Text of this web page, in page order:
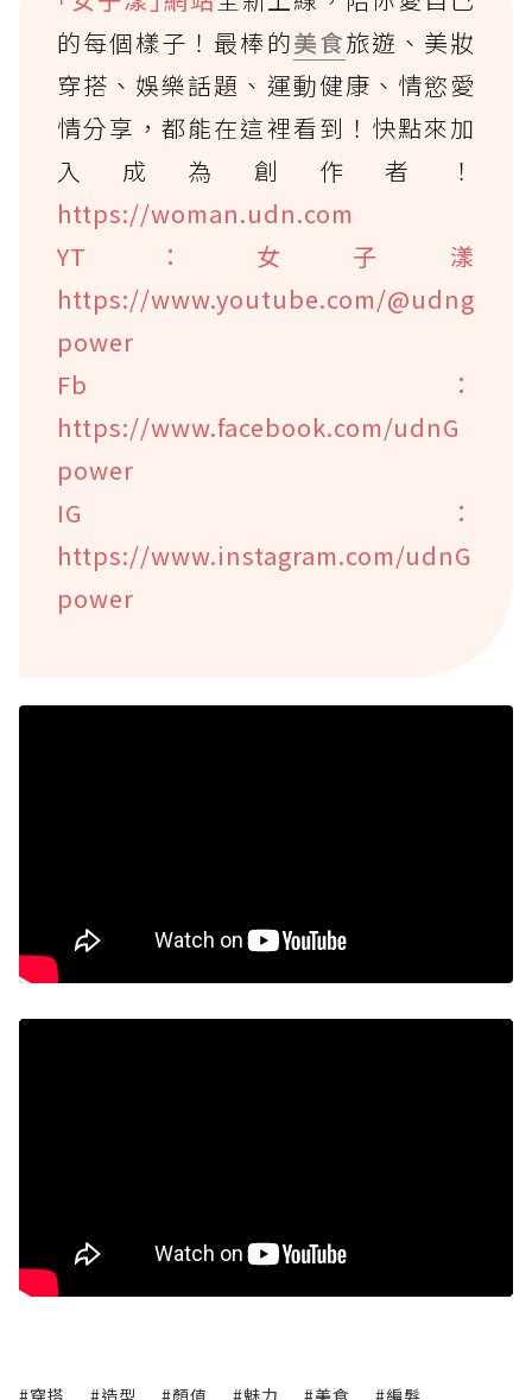
的每個樣子！最棒的美食旅遊、美妝
穿搭、娛樂話題、運動健康、情慾愛
情分享，都能在這裡看到！快點來加
入成為創作者！
https://woman.udn.com
YT：女子漾
https://www.youtube.com/@udng
power
Fb：
https://www.facebook.com/udnG
power
IG：
https://www.instagram.com/udnG
power